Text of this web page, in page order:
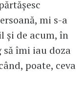
mi s-a
şi de acum, în
să îmi iau doza
poate, ceva